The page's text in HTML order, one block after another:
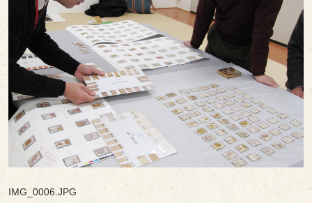
IMG_0006.JPG